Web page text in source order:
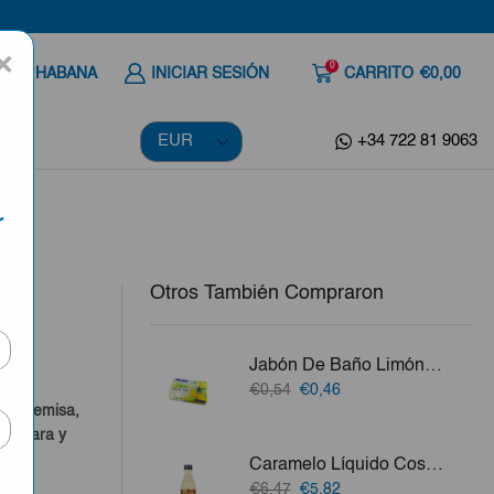
A LA HABANA INICIAR SESIÓN 0 CARRITO €0,00
+34 722 81 9063
Artemisa,
Clara y
Otros También Compraron
Jabón De Baño Limón Doxa 125g
€0,54 El
€0,54.
€0,46El
€0,46.
Caramelo Líquido Cosami 1.2 Lt
€6,47 El
€5,82El